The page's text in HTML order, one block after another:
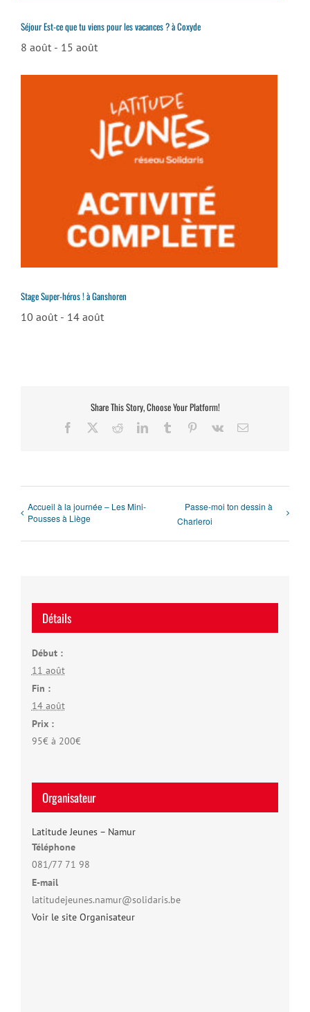
Séjour Est-ce que tu viens pour les vacances ? à Coxyde
8 août - 15 août
Stage Super-héros ! à Ganshoren
10 août - 14 août
Share This Story, Choose Your Platform!
Facebook RedditLinkedInTumblr Pinterest
Vk Email
Accueil à la journée – Les Mini-
Pousses à Liège
Passe-moi ton dessin à
Charleroi
Détails
Début :
11 août
Fin :
14 août
Prix :
95€ à 200€
Organisateur
Latitude Jeunes – Namur
Téléphone
081/77 71 98
E-mail
latitudejeunes.namur@solidaris.be
Voir le site Organisateur